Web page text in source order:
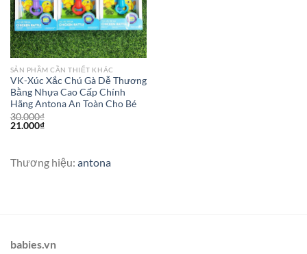
SẢN PHẦM CẦN THIẾT KHÁC
VK-Xúc Xắc Chú Gà Dễ Thương
Bằng Nhựa Cao Cấp Chính
Hãng Antona An Toàn Cho Bé
30.000₫
21.000₫
Thương hiệu: antona
babies.vn